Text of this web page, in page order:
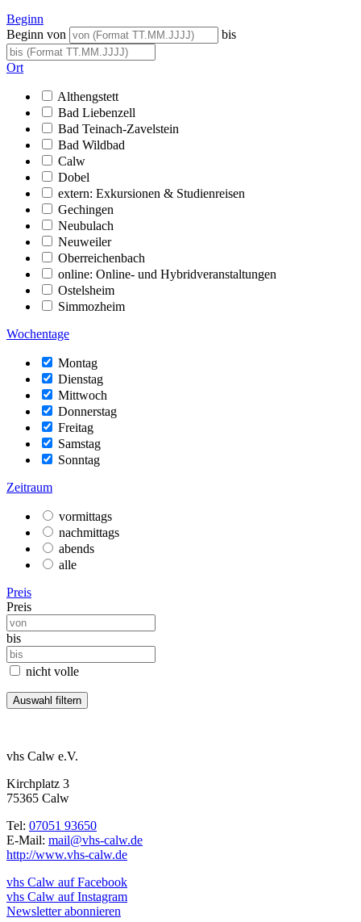
Beginn
Beginn von
bis
Ort
Althengstett
Bad Liebenzell
Bad Teinach-Zavelstein
Bad Wildbad
Calw
Dobel
extern: Exkursionen & Studienreisen
Gechingen
Neubulach
Neuweiler
Oberreichenbach
online: Online- und Hybridveranstaltungen
Ostelsheim
Simmozheim
Wochentage
Montag
Dienstag
Mittwoch
Donnerstag
Freitag
Samstag
Sonntag
Zeitraum
vormittags
nachmittags
abends
alle
Preis
Preis
bis
nicht volle
vhs Calw e.V.
Kirchplatz 3
75365 Calw
Tel: 07051 93650
E-Mail: mail@vhs-calw.de
http://www.vhs-calw.de
vhs Calw auf Facebook
vhs Calw auf Instagram
Newsletter abonnieren